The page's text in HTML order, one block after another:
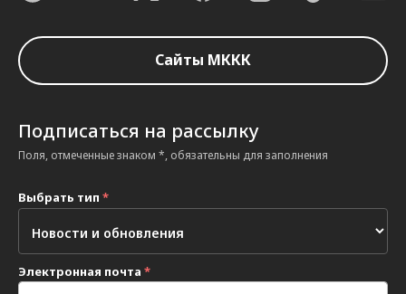
Сайты МККК
Подписаться на рассылку
Поля, отмеченные знаком *, обязательны для заполнения
Выбрать тип *
Электронная почта *